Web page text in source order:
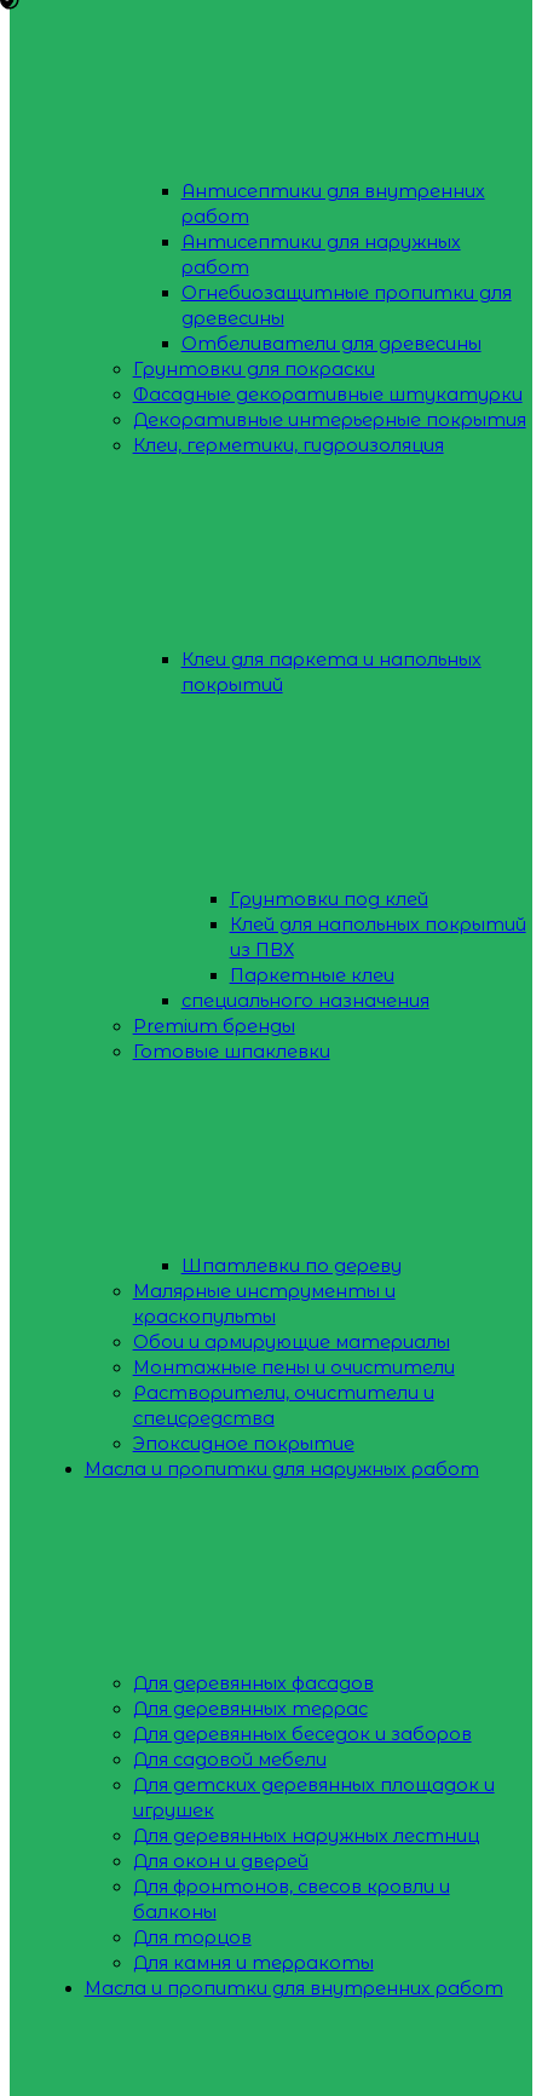
Антисептики для внутренних
работ
Антисептики для наружных
работ
Огнебиозащитные пропитки для
древесины
Отбеливатели для древесины
Грунтовки для покраски
Фасадные декоративные штукатурки
Декоративные интерьерные покрытия
Клеи, герметики, гидроизоляция
Клеи для паркета и напольных
покрытий
Грунтовки под клей
Клей для напольных покрытий
из ПВХ
Паркетные клеи
специального назначения
Premium бренды
Готовые шпаклевки
Шпатлевки по дереву
Малярные инструменты и
краскопульты
Обои и армирующие материалы
Монтажные пены и очистители
Растворители, очистители и
спецсредства
Эпоксидное покрытие
Масла и пропитки для наружных работ
Для деревянных фасадов
Для деревянных террас
Для деревянных беседок и заборов
Для садовой мебели
Для детских деревянных площадок и
игрушек
Для деревянных наружных лестниц
Для окон и дверей
Для фронтонов, свесов кровли и
балконы
Для торцов
Для камня и терракоты
Масла и пропитки для внутренних работ